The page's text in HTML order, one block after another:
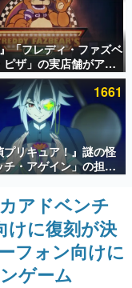
ュー数万以上！ などな
ミ渾身の“殿堂入り”記
作時のエピソードをお
とは何か？を探ってい
本』は、〈試験問題〉
』「フレディ・ファズベ
ピザ」の実店舗がアメ
業施設「American
に2027年オープン！
との共同開発、食
なくステージショーや
ホラー体験も楽しめる
1661
プリキュア！』謎の怪
チ・アゲイン」の担当
は天﨑滉平さんと判
ゼロから始める異世
オットー役、『ヒプノ
ク』山田三郎役など
アドベンチ
に復刻が決
フォン向けに
ゲーム